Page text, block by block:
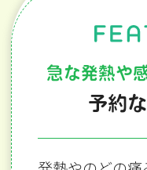
急な発熱や
予約